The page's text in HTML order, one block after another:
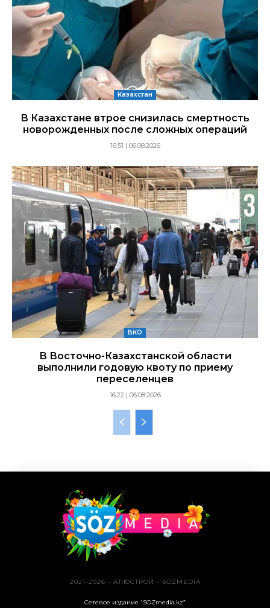
Казахстан
В Казахстане втрое снизилась смертность
новорожденных после сложных операций
16:51 | 06.08.2026
ВКО
В Восточно-Казахстанской области
выполнили годовую квоту по приему
переселенцев
16:22 | 06.08.2026
2021-2026 - АЛЮСТРОЙ - SOZMEDIA
Сетевое издание “SOZmedia.kz”